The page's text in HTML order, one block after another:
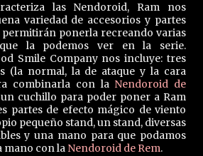
las Nendoroid, Ram nos
variedad de accesorios y partes
permitirán ponerla recreando varias
la podemos ver en la serie.
Smile Company nos incluye: tres
(la normal, la de ataque y la cara
combinarla con la Nendoroid de
cuchillo para poder poner a Ram
partes de efecto mágico de viento
pequeño stand, un stand, diversas
y una mano para que podamos
mano con la Nendoroid de Rem.